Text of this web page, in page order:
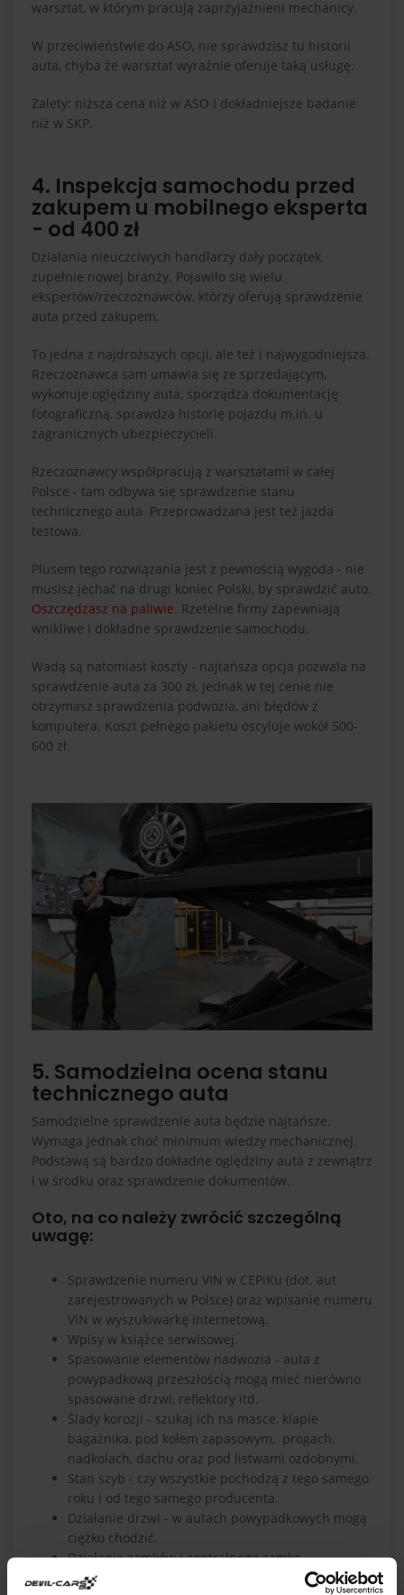
warsztat, w którym pracują zaprzyjaźnieni mechanicy.
W przeciwieństwie do ASO, nie sprawdzisz tu historii
auta, chyba że warsztat wyraźnie oferuje taką usługę.
Zalety: niższa cena niż w ASO i dokładniejsze badanie
niż w SKP.
4. Inspekcja samochodu przed
zakupem u mobilnego eksperta
- od 400 zł
Działania nieuczciwych handlarzy dały początek
zupełnie nowej branży. Pojawiło się wielu
ekspertów/rzeczoznawców, którzy oferują sprawdzenie
auta przed zakupem.
To jedna z najdroższych opcji, ale też i najwygodniejsza.
Rzeczoznawca sam umawia się ze sprzedającym,
wykonuje oględziny auta, sporządza dokumentację
fotograficzną, sprawdza historię pojazdu m.in. u
zagranicznych ubezpieczycieli.
Rzeczoznawcy współpracują z warsztatami w całej
Polsce - tam odbywa się sprawdzenie stanu
technicznego auta. Przeprowadzana jest też jazda
testowa.
Plusem tego rozwiązania jest z pewnością wygoda - nie
musisz jechać na drugi koniec Polski, by sprawdzić auto.
Oszczędzasz na paliwie. Rzetelne firmy zapewniają
wnikliwe i dokładne sprawdzenie samochodu.
Wadą są natomiast koszty - najtańsza opcja pozwala na
sprawdzenie auta za 300 zł, jednak w tej cenie nie
otrzymasz sprawdzenia podwozia, ani błędów z
komputera. Koszt pełnego pakietu oscyluje wokół 500-
600 zł.
5. Samodzielna ocena stanu
technicznego auta
Samodzielne sprawdzenie auta będzie najtańsze.
Wymaga jednak choć minimum wiedzy mechanicznej.
Podstawą są bardzo dokładne oględziny auta z zewnątrz
i w środku oraz sprawdzenie dokumentów.
Oto, na co należy zwrócić szczególną
uwagę:
Sprawdzenie numeru VIN w CEPiKu (dot. aut
zarejestrowanych w Polsce) oraz wpisanie numeru
VIN w wyszukiwarkę internetową.
Wpisy w książce serwisowej.
Spasowanie elementów nadwozia - auta z
powypadkową przeszłością mogą mieć nierówno
spasowane drzwi, reflektory itd.
Ślady korozji - szukaj ich na masce, klapie
bagażnika, pod kołem zapasowym, progach,
nadkolach, dachu oraz pod listwami ozdobnymi.
Stan szyb - czy wszystkie pochodzą z tego samego
roku i od tego samego producenta.
Działanie drzwi - w autach powypadkowych mogą
ciężko chodzić.
Działanie zamków i centralnego zamka.
Działanie i stan lamp.